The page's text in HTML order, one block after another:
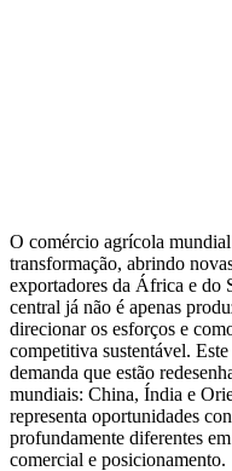
O comércio agrícola
transformação, abrindo
exportadores da África e do
central já não é apenas
direcionar os esforços e
competitiva sustentável.
demanda que estão
mundiais: China, Índia e
representa oportunidades
profundamente diferentes
comercial e posicionamento.